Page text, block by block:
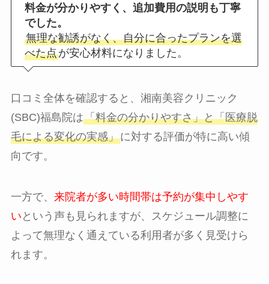
料金が分かりやすく、追加費用の説明も丁寧
でした。
無理な勧誘がなく、自分に合ったプランを選
べた点が安心材料になりました。
口コミ全体を確認すると、湘南美容クリニック
(SBC)福島院は「料金の分かりやすさ」と「医療脱
毛による変化の実感」に対する評価が特に高い傾
向です。
一方で、 来院者が多い時間帯は予約が集中しやす
い という声も見られますが、スケジュール調整に
よって無理なく通えている利用者が多く見受けら
れます。